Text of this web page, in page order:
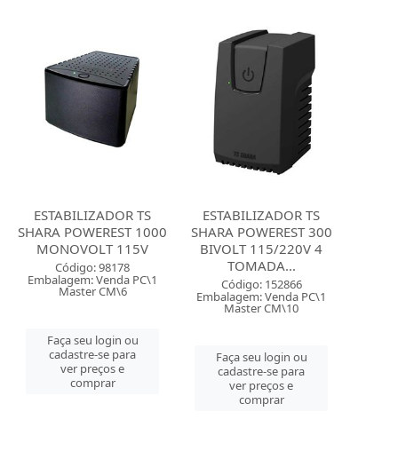
ESTABILIZADOR TS
SHARA POWEREST 1000
MONOVOLT 115V
Código: 98178
Embalagem: Venda PC\1
Master CM\6
Faça seu login ou
cadastre-se para
ver preços e
comprar
ESTABILIZADOR TS
SHARA POWEREST 300
BIVOLT 115/220V 4
TOMADA...
Código: 152866
Embalagem: Venda PC\1
Master CM\10
Faça seu login ou
cadastre-se para
ver preços e
comprar